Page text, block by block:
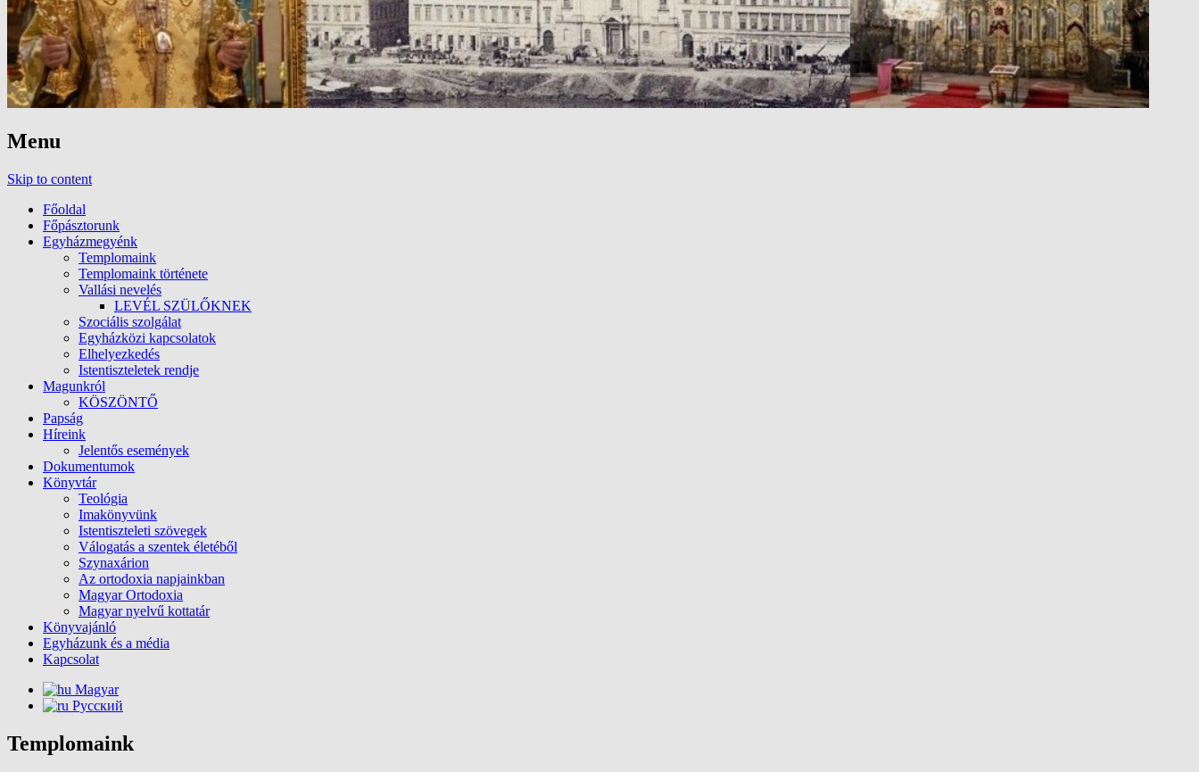
Menu
Skip to content
Főoldal
Főpásztorunk
Egyházmegyénk
Templomaink
Templomaink története
Vallási nevelés
LEVÉL SZÜLŐKNEK
Szociális szolgálat
Egyházközi kapcsolatok
Elhelyezkedés
Istentiszteletek rendje
Magunkról
KÖSZÖNTŐ
Papság
Híreink
Jelentős események
Dokumentumok
Könyvtár
Teológia
Imakönyvünk
Istentiszteleti szövegek
Válogatás a szentek életéből
Szynaxárion
Az ortodoxia napjainkban
Magyar Ortodoxia
Magyar nyelvű kottatár
Könyvajánló
Egyházunk és a média
Kapcsolat
Magyar
Русский
Templomaink